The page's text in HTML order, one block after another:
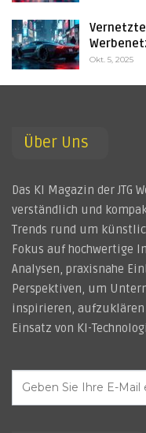
Okt. 5, 2025
Über Uns
Das KI Magazin der JTG
verständlich und
Trends rund um
Fokus auf hochwertige
Analysen, praxisnahe
Perspektiven, um
inspirieren,
Einsatz von KI-